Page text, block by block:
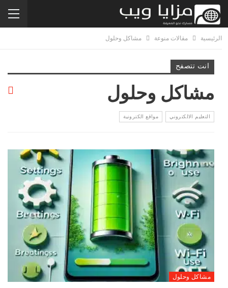
الرئيسية مقالات منوعة مشاكل وحلول
انت تتصفح
مشاكل وحلول
التعليم الالكتروني مواقع الكترونية
مشاكل وحلول